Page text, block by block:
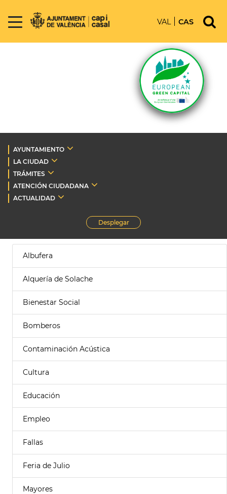
VAL CAS
AYUNTAMIENTO
LA CIUDAD
TRÁMITES
ATENCIÓN CIUDADANA
ACTUALIDAD
Desplegar
Albufera
Alquería de Solache
Bienestar Social
Bomberos
Contaminación Acústica
Cultura
Educación
Empleo
Fallas
Feria de Julio
Mayores